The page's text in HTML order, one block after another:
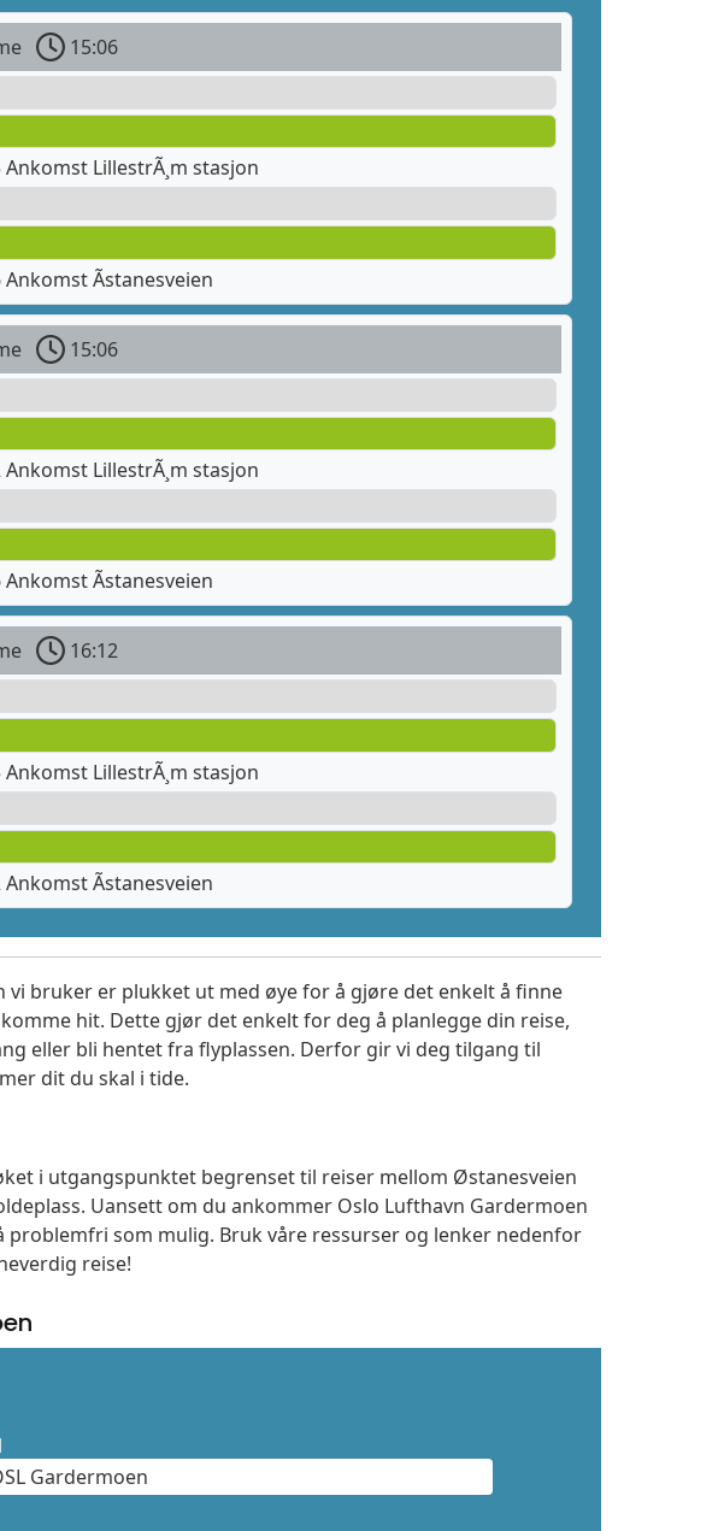
15:06
Ankomst LillestrÃ¸m stasjon
Ankomst Ãstanesveien
15:06
Ankomst LillestrÃ¸m stasjon
Ankomst Ãstanesveien
16:12
Ankomst LillestrÃ¸m stasjon
Ankomst Ãstanesveien
bruker er plukket ut med øye for å gjøre det enkelt å finne
hit. Dette gjør det enkelt for deg å planlegge din reise,
eller bli hentet fra flyplassen. Derfor gir vi deg tilgang til
dit du skal i tide.
i utgangspunktet begrenset til reiser mellom Østanesveien
Uansett om du ankommer Oslo Lufthavn Gardermoen
som mulig. Bruk våre ressurser og lenker nedenfor
reise!